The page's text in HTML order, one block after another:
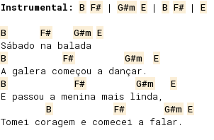
Instrumental:
B F# | G#m E | B F# | E
B
F# G#m E
B
F# G#m
E
B
F# G#m
E
E passou a menina mais linda,
B
F# G#m E
Tomei coragem e comecei a falar.